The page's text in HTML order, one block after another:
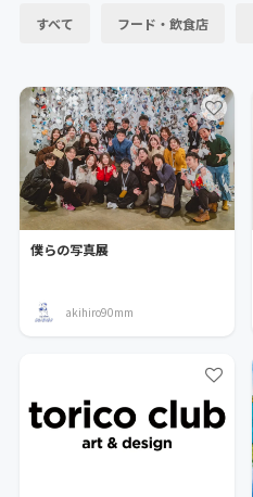
すべて フード・飲食店
僕らの写真展
akihiro90mm